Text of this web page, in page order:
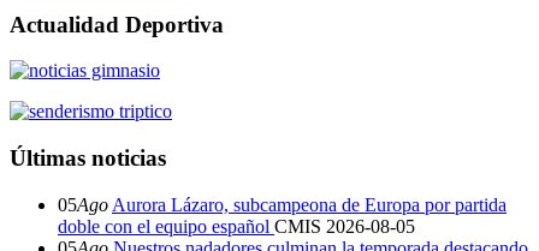
Actualidad Deportiva
Últimas noticias
05Ago Aurora Lázaro, subcampeona de Europa por partida
doble con el equipo español CMIS 2026-08-05